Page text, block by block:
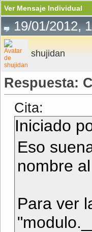
Ver Mensaje Individual
19/01/2012,
shujidan
Respuesta:
Cita:
Iniciado
Eso
nombre
Para ver